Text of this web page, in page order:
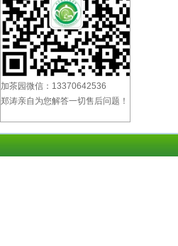
加茶园微信：13370642536
郑涛亲自为您解答一切售后问题！